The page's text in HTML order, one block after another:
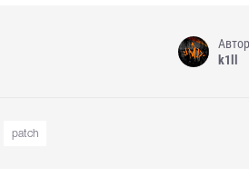
Автор
k1ll
patch